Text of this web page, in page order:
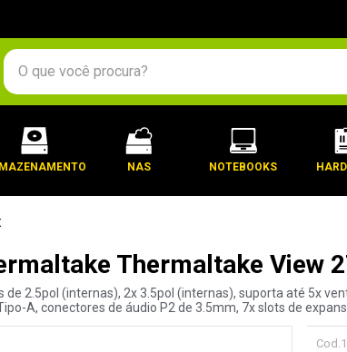
procura?
NAS NOTEBOOKS
Thermaltake View
de 2.5pol (internas), 2x 3.5pol (internas), suporta até 5x
A, conectores de áudio P2 de 3.5mm, 7x slots de
Cod.
gabinete
2º
keychron
5
openbox
6º
mouse